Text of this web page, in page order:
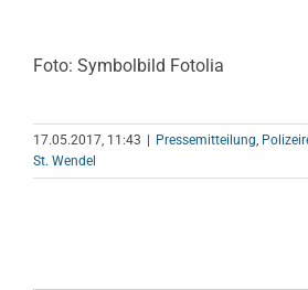
Foto: Symbolbild Fotolia
17.05.2017, 11:43 | Pressemitteilung
St. Wendel